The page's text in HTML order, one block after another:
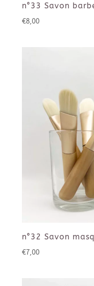
n°33 Savon
€8,00
n°32 Savon
€7,00